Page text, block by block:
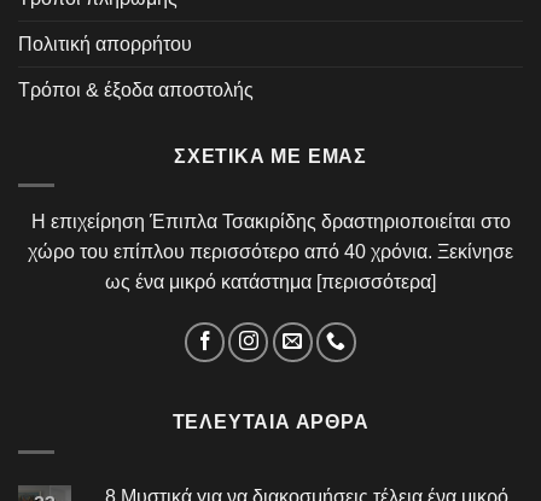
Πολιτική απορρήτου
Τρόποι & έξοδα αποστολής
ΣΧΕΤΙΚΆ ΜΕ ΕΜΆΣ
Η επιχείρηση Έπιπλα Τσακιρίδης δραστηριοποιείται στο
χώρο του επίπλου περισσότερο από 40 χρόνια. Ξεκίνησε
ως ένα μικρό κατάστημα [περισσότερα]
ΤΕΛΕΥΤΑΊΑ ΆΡΘΡΑ
8 Μυστικά για να διακοσμήσεις τέλεια ένα μικρό